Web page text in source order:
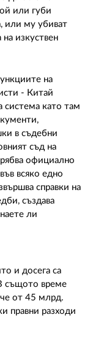
или губи
или му убиват
на изкуствен
на
- Китай
система като там
в съдебни
съд на
официално
всяко едно
справки на
създава
ли
и досега са
същото време
от 45 млрд.
правни разходи